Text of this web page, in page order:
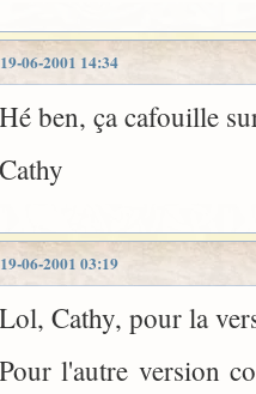
19-06-2001 14:34
Hé ben, ça cafouille
Cathy
19-06-2001 03:19
Lol, Cathy, pour la
Pour l'autre version